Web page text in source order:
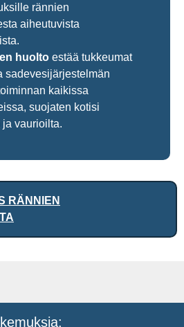
rännien
aiheutuvista
huolto estää tukkeumat
sadevesijärjestelmän
kaikissa
suojaten kotisi
ja vaurioilta.
RÄNNIEN